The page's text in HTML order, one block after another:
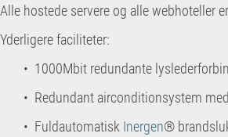
Alle hostede servere og alle webhoteller
Yderligere faciliteter:
• 1000Mbit redundante
• Redundant airconditionsystem
• Fuldautomatisk Inergen®